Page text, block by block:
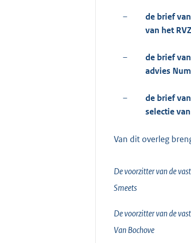
–
de brief
van het
–
de brief
advies
–
de brief
selectie
Van dit overleg
De voorzitter van de
Smeets
De voorzitter van de
Van Bochove